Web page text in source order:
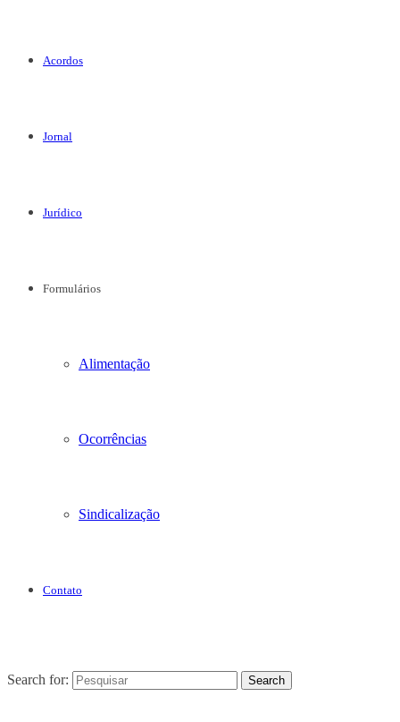
Acordos
Jornal
Jurídico
Formulários
Alimentação
Ocorrências
Sindicalização
Contato
Search for: Search